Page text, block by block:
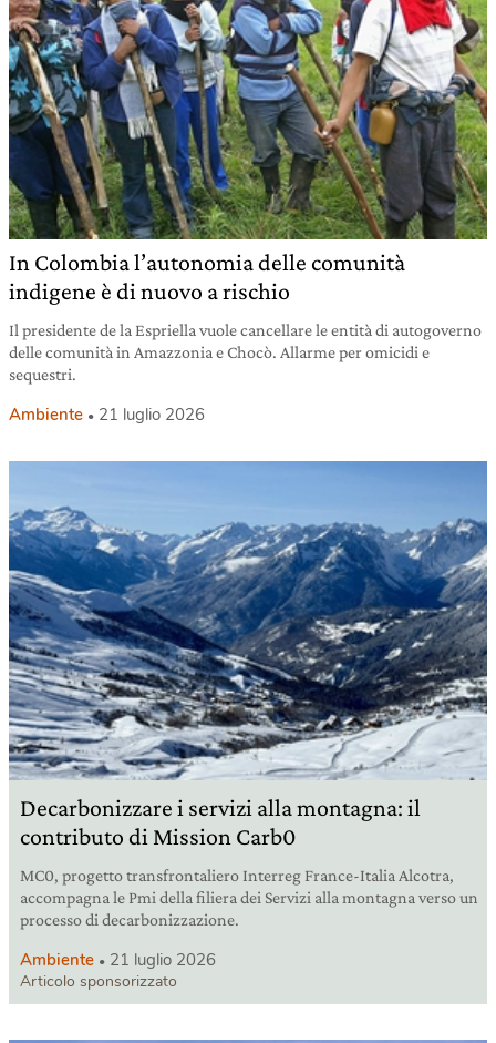
In Colombia l’autonomia delle comunità
indigene è di nuovo a rischio
Il presidente de la Espriella vuole cancellare le entità di autogoverno
delle comunità in Amazzonia e Chocò. Allarme per omicidi e
sequestri.
Ambiente 21 luglio 2026
Decarbonizzare i servizi alla montagna: il
contributo di Mission Carb0
MC0, progetto transfrontaliero Interreg France-Italia Alcotra,
accompagna le Pmi della filiera dei Servizi alla montagna verso un
processo di decarbonizzazione.
Ambiente 21 luglio 2026
Articolo sponsorizzato